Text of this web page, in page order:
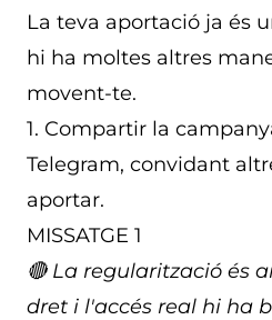
La teva aportació ja és
hi ha moltes altres
movent-te.
1. Compartir la
Telegram, convidant
aportar.
MISSATGE 1
🔴 La regularització és
dret i l'accés real hi ha